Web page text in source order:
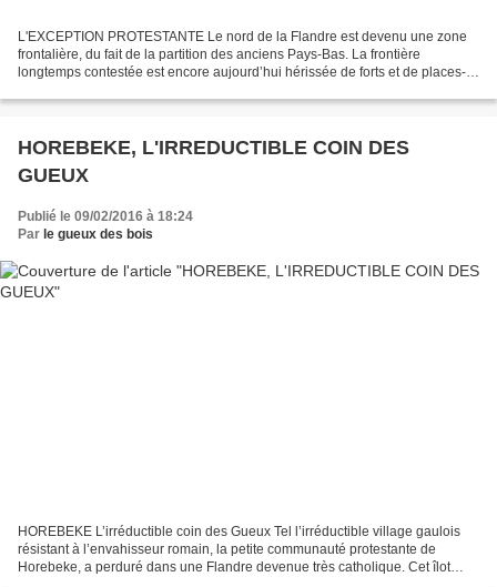
L'EXCEPTION PROTESTANTE Le nord de la Flandre est devenu une zone
frontalière, du fait de la partition des anciens Pays-Bas. La frontière
longtemps contestée est encore aujourd’hui hérissée de forts et de places-
HOREBEKE, L'IRREDUCTIBLE COIN DES
GUEUX
Publié le 09/02/2016 à 18:24
Par le gueux des bois
HOREBEKE L’irréductible coin des Gueux Tel l’irréductible village gaulois
résistant à l’envahisseur romain, la petite communauté protestante de
Horebeke, a perduré dans une Flandre devenue très catholique. Cet îlot